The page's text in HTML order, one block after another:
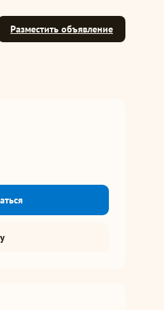
Разместить объявление